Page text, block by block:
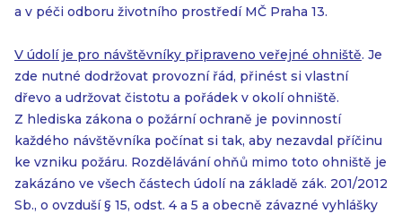
a v péči odboru životního prostředí MČ Praha 13.
V údolí je pro návštěvníky připraveno veřejné ohniště. Je
zde nutné dodržovat provozní řád, přinést si vlastní
dřevo a udržovat čistotu a pořádek v okolí ohniště.
Z hlediska zákona o požární ochraně je povinností
každého návštěvníka počínat si tak, aby nezavdal příčinu
ke vzniku požáru. Rozdělávání ohňů mimo toto ohniště je
zakázáno ve všech částech údolí na základě zák. 201/2012
Sb., o ovzduší § 15, odst. 4 a 5 a obecně závazné vyhlášky